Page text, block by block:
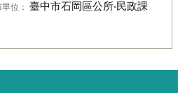
位： 臺中市石岡區公所‧民政課